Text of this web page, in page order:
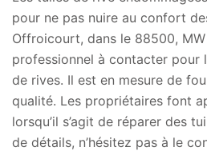
pour ne pas nuire au confort
Offroicourt, dans le 88500,
professionnel à contacter pour
de rives. Il est en mesure de
qualité. Les propriétaires font
lorsqu’il s’agit de réparer des
de détails, n’hésitez pas à le